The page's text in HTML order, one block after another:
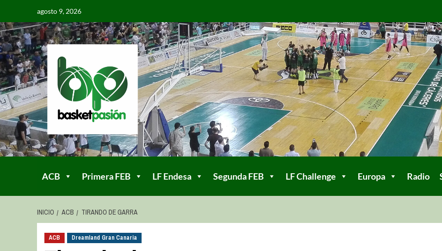
agosto 9, 2026
ACB Primera FEB LF Endesa Segunda FEB LF Challenge Europa Radio
INICIO ACB TIRANDO DE GARRA
ACB Dreamland Gran Canaria